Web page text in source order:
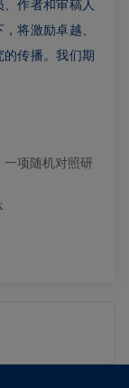
作者和审稿人
将激励卓越、
传播。我们期
一项随机对照研